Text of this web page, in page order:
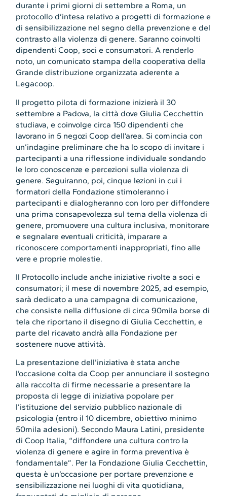
durante i primi giorni di settembre a Roma, un
protocollo d’intesa relativo a progetti di formazione e
di sensibilizzazione nel segno della prevenzione e del
contrasto alla violenza di genere. Saranno coinvolti
dipendenti Coop, soci e consumatori. A renderlo
noto, un comunicato stampa della cooperativa della
Grande distribuzione organizzata aderente a
Legacoop.
Il progetto pilota di formazione inizierà il 30
settembre a Padova, la città dove Giulia Cecchettin
studiava, e coinvolge circa 150 dipendenti che
lavorano in 5 negozi Coop dell’area. Si comincia con
un’indagine preliminare che ha lo scopo di invitare i
partecipanti a una riflessione individuale sondando
le loro conoscenze e percezioni sulla violenza di
genere. Seguiranno, poi, cinque lezioni in cui i
formatori della Fondazione stimoleranno i
partecipanti e dialogheranno con loro per diffondere
una prima consapevolezza sul tema della violenza di
genere, promuovere una cultura inclusiva, monitorare
e segnalare eventuali criticità, imparare a
riconoscere comportamenti inappropriati, fino alle
vere e proprie molestie.
Il Protocollo include anche iniziative rivolte a soci e
consumatori; il mese di novembre 2025, ad esempio,
sarà dedicato a una campagna di comunicazione,
che consiste nella diffusione di circa 90mila borse di
tela che riportano il disegno di Giulia Cecchettin, e
parte del ricavato andrà alla Fondazione per
sostenere nuove attività.
La presentazione dell’iniziativa è stata anche
l’occasione colta da Coop per annunciare il sostegno
alla raccolta di firme necessarie a presentare la
proposta di legge di iniziativa popolare per
l’istituzione del servizio pubblico nazionale di
psicologia (entro il 10 dicembre, obiettivo minimo
50mila adesioni). Secondo Maura Latini, presidente
di Coop Italia, “diffondere una cultura contro la
violenza di genere e agire in forma preventiva è
fondamentale”. Per la Fondazione Giulia Cecchettin,
questa è un’occasione per portare prevenzione e
sensibilizzazione nei luoghi di vita quotidiana,